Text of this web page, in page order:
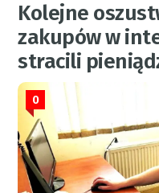
Kolejne
zakupów w
stracili
0